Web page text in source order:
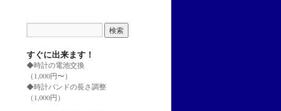
すぐに出来ます！
◆時計の電池交換
（1,000円〜）
◆時計バンドの長さ調整
（1,000円）